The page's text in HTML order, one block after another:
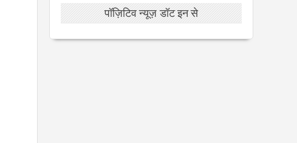
पॉज़िटिव न्यूज़ डॉट इन से